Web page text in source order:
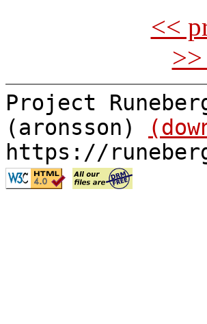
<<
Project
(aronsson)
https://